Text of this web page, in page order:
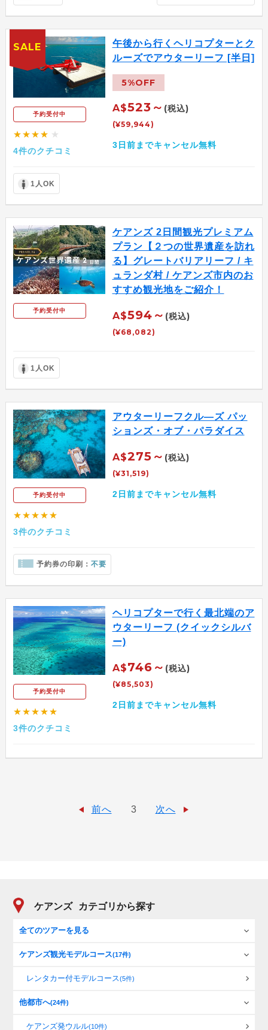
予約受付中
★★★★ ★
4件のクチコミ
午後から行くヘリコプターとク
ルーズでアウターリーフ [半日]
5%OFF
A$523～ (税込)
(¥59,944)
3日前までキャンセル無料
1人OK
SALE
予約受付中
ケアンズ 2日間観光プレミアム
プラン【２つの世界遺産を訪れ
る】グレートバリアリーフ / キ
ュランダ村 / ケアンズ市内のお
すすめ観光地をご紹介！
A$594～ (税込)
(¥68,082)
1人OK
予約受付中
★★★★★
3件のクチコミ
アウターリーフクル―ズ パッ
ションズ・オブ・パラダイス
A$275～ (税込)
(¥31,519)
2日前までキャンセル無料
予約券の印刷： 不要
予約受付中
★★★★★
3件のクチコミ
ヘリコプターで行く最北端のア
ウターリーフ (クイックシルバ
ー)
A$746～ (税込)
(¥85,503)
2日前までキャンセル無料
前へ 3 次へ
ケアンズ カテゴリから探す
全てのツアーを見る
ケアンズ観光モデルコース(17件)
レンタカー付モデルコース(5件)
他都市へ(24件)
ケアンズ発ウルル(10件)